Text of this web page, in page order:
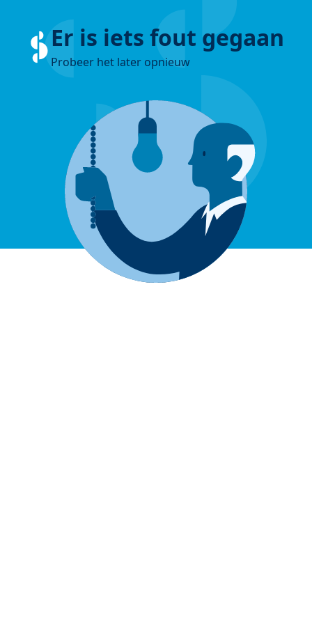
Er is iets fout gegaan
Probeer het later opnieuw